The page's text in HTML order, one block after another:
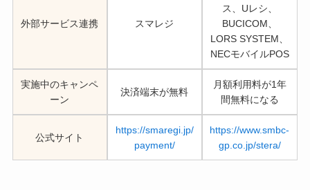
外部サービス連携 スマレジ
ス、Uレシ、
BUCICOM、
LORS SYSTEM、
NECモバイルPOS
実施中のキャンペ
ーン
決済端末が無料
月額利用料が1年
間無料になる
公式サイト
https://smaregi.jp/
payment/
https://www.smbc-
gp.co.jp/stera/